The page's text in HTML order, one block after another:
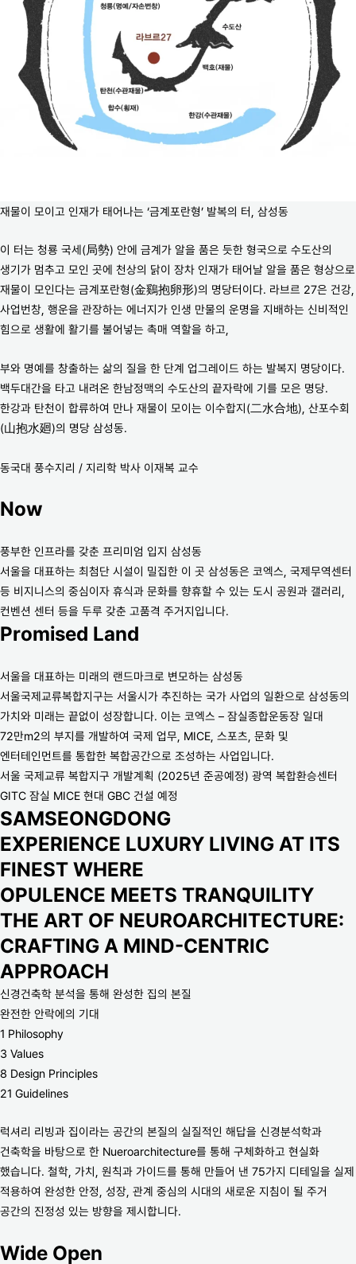
재물이 모이고 인재가 태어나는 ‘금계포란형’ 발복의 터, 삼성동
이 터는 청룡 국세(局勢) 안에 금계가 알을 품은 듯한 형국으로 수도산의
생기가 멈추고 모인 곳에 천상의 닭이 장차 인재가 태어날 알을 품은 형상으로
재물이 모인다는 금계포란형(金鷄抱卵形)의 명당터이다. 라브르 27은 건강,
사업번창, 행운을 관장하는 에너지가 인생 만물의 운명을 지배하는 신비적인
힘으로 생활에 활기를 불어넣는 촉매 역할을 하고,
부와 명예를 창출하는 삶의 질을 한 단계 업그레이드 하는 발복지 명당이다.
백두대간을 타고 내려온 한남정맥의 수도산의 끝자락에 기를 모은 명당.
한강과 탄천이 합류하여 만나 재물이 모이는 이수합지(二水合地), 산포수회
(山抱水廻)의 명당 삼성동.
동국대 풍수지리 / 지리학 박사 이재복 교수
Now
풍부한 인프라를 갖춘 프리미엄 입지 삼성동
서울을 대표하는 최첨단 시설이 밀집한 이 곳 삼성동은 코엑스, 국제무역센터
등 비지니스의 중심이자 휴식과 문화를 향휴할 수 있는 도시 공원과 갤러리,
컨벤션 센터 등을 두루 갖춘 고품격 주거지입니다.
Promised Land
서울을 대표하는 미래의 랜드마크로 변모하는 삼성동
서울국제교류복합지구는 서울시가 추진하는 국가 사업의 일환으로 삼성동의
가치와 미래는 끝없이 성장합니다. 이는 코엑스 – 잠실종합운동장 일대
72만m2의 부지를 개발하여 국제 업무, MICE, 스포츠, 문화 및
엔터테인먼트를 통합한 복합공간으로 조성하는 사업입니다.
서울 국제교류 복합지구 개발계획 (2025년 준공예정) 광역 복합환승센터
GITC 잠실 MICE 현대 GBC 건설 예정
SAMSEONGDONG
EXPERIENCE LUXURY LIVING AT ITS
FINEST WHERE
OPULENCE MEETS TRANQUILITY
THE ART OF NEUROARCHITECTURE:
CRAFTING A MIND-CENTRIC
APPROACH
신경건축학 분석을 통해 완성한 집의 본질
완전한 안락에의 기대
1 Philosophy
3 Values
8 Design Principles
21 Guidelines
럭셔리 리빙과 집이라는 공간의 본질의 실질적인 해답을 신경분석학과
건축학을 바탕으로 한 Nueroarchitecture를 통해 구체화하고 현실화
했습니다. 철학, 가치, 원칙과 가이드를 통해 만들어 낸 75가지 디테일을 실제
적용하여 완성한 안정, 성장, 관계 중심의 시대의 새로운 지침이 될 주거
공간의 진정성 있는 방향을 제시합니다.
Wide Open